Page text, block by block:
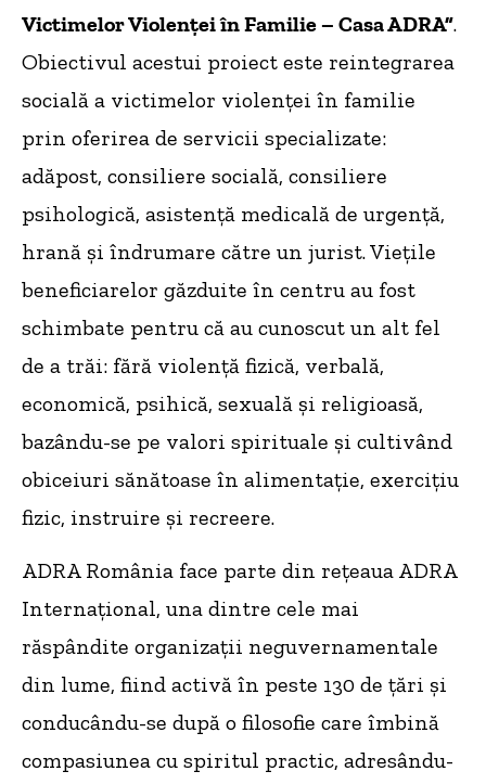
Victimelor Violenţei în Familie – Casa ADRA”.
Obiectivul acestui proiect este reintegrarea
socială a victimelor violenței în familie
prin oferirea de servicii specializate:
adăpost, consiliere socială, consiliere
psihologică, asistență medicală de urgență,
hrană și îndrumare către un jurist. Viețile
beneficiarelor găzduite în centru au fost
schimbate pentru că au cunoscut un alt fel
de a trăi: fără violență fizică, verbală,
economică, psihică, sexuală și religioasă,
bazându-se pe valori spirituale și cultivând
obiceiuri sănătoase în alimentație, exercițiu
fizic, instruire și recreere.
ADRA România face parte din rețeaua ADRA
Internațional, una dintre cele mai
răspândite organizații neguvernamentale
din lume, fiind activă în peste 130 de țări şi
conducându-se după o filosofie care îmbină
compasiunea cu spiritul practic, adresându-